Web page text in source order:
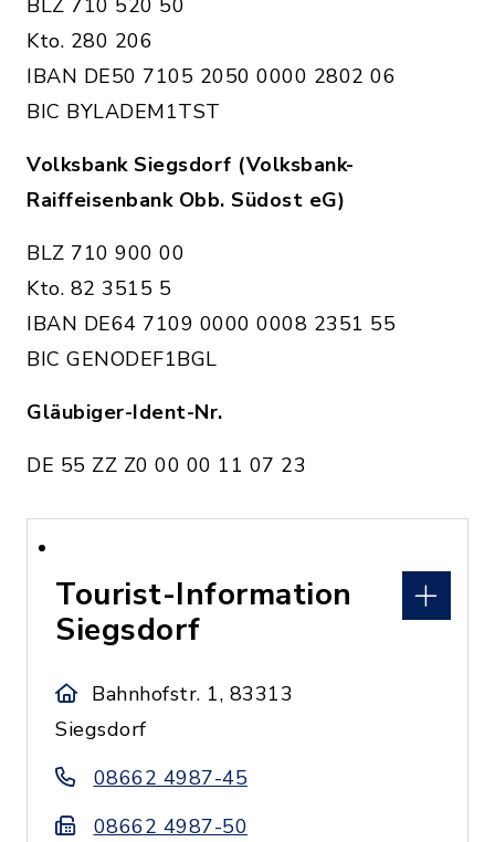
BLZ 710 520 50
Kto. 280 206
IBAN DE50 7105 2050 0000 2802 06
BIC BYLADEM1TST
Volksbank Siegsdorf (Volksbank-
Raiffeisenbank Obb. Südost eG)
BLZ 710 900 00
Kto. 82 3515 5
IBAN DE64 7109 0000 0008 2351 55
BIC GENODEF1BGL
Gläubiger-Ident-Nr.
DE 55 ZZ Z0 00 00 11 07 23
Tourist-Information
Siegsdorf
Bahnhofstr. 1, 83313
Siegsdorf
08662 4987-45
08662 4987-50